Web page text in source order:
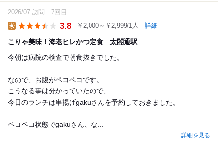
2026/07 訪問 7回目
3.8 ￥2,000～￥2,999/1人 詳細
こりゃ美味！海老ヒレかつ定食 太閤通駅
今朝は病院の検査で朝食抜きでした。
なので、お腹がペコペコです。
こうなる事は分かっていたので、
今日のランチは串揚げgakuさんを予約しておきました。
ペコペコ状態でgakuさん、な...
詳細を見る